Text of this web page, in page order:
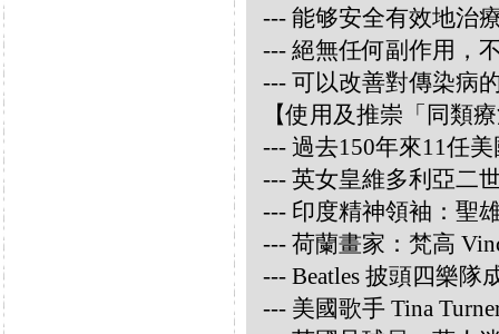
--- 能够安全有效地治
--- 絕無任何副作用，
--- 可以改善對傳染病
【使用及推崇「同類
--- 過去150年來11任
--- 英女皇維多利亞二
--- 印度精神領袖：聖
--- 荷蘭畫家：梵高
--- Beatles 披頭四樂隊
--- 美國歌手 Tina